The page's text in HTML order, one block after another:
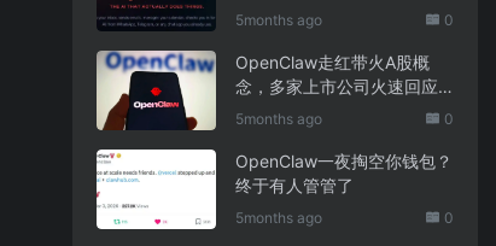
项目的三点启示
5months ago 0
OpenClaw走红带火A股概
念，多家上市公司火速回应
业务布局
5months ago 0
OpenClaw一夜掏空你钱包？
终于有人管管了
5months ago 0